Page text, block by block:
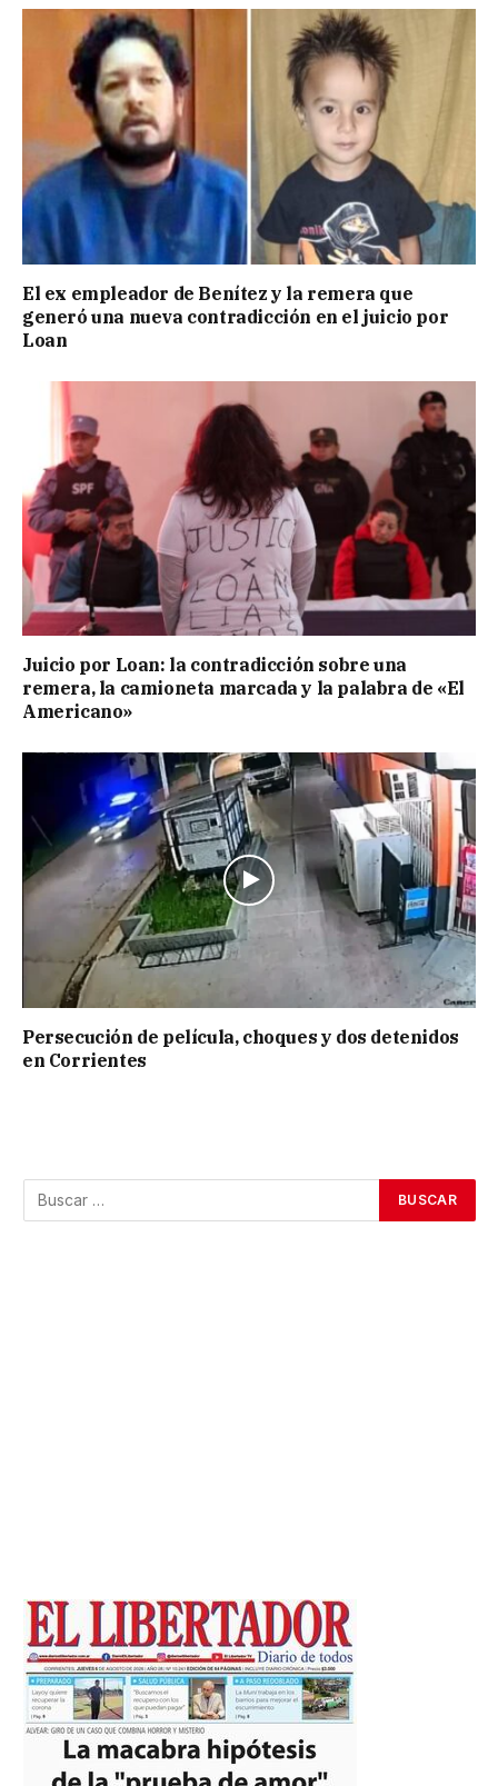
El ex empleador de Benítez y la remera que
generó una nueva contradicción en el juicio por
Loan
Juicio por Loan: la contradicción sobre una
remera, la camioneta marcada y la palabra de «El
Americano»
Persecución de película, choques y dos detenidos
en Corrientes